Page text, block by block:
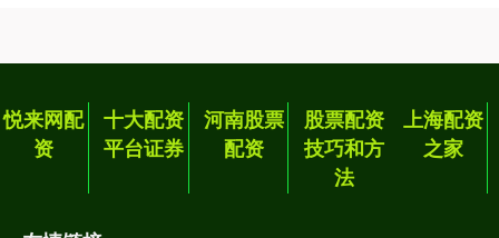
悦来网配
资
十大配资
平台证券
河南股票
配资
股票配资
技巧和方
法
上海配资
之家